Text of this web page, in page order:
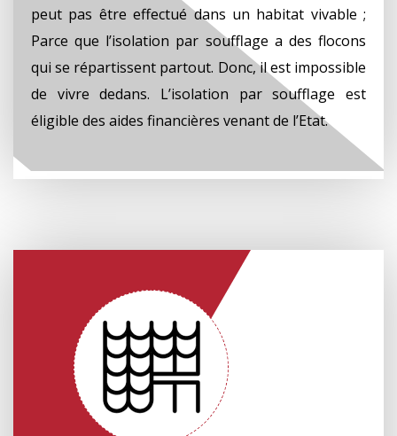
peut pas être effectué dans un habitat vivable ;
Parce que l’isolation par soufflage a des flocons
qui se répartissent partout. Donc, il est impossible
de vivre dedans. L’isolation par soufflage est
éligible des aides financières venant de l’Etat.